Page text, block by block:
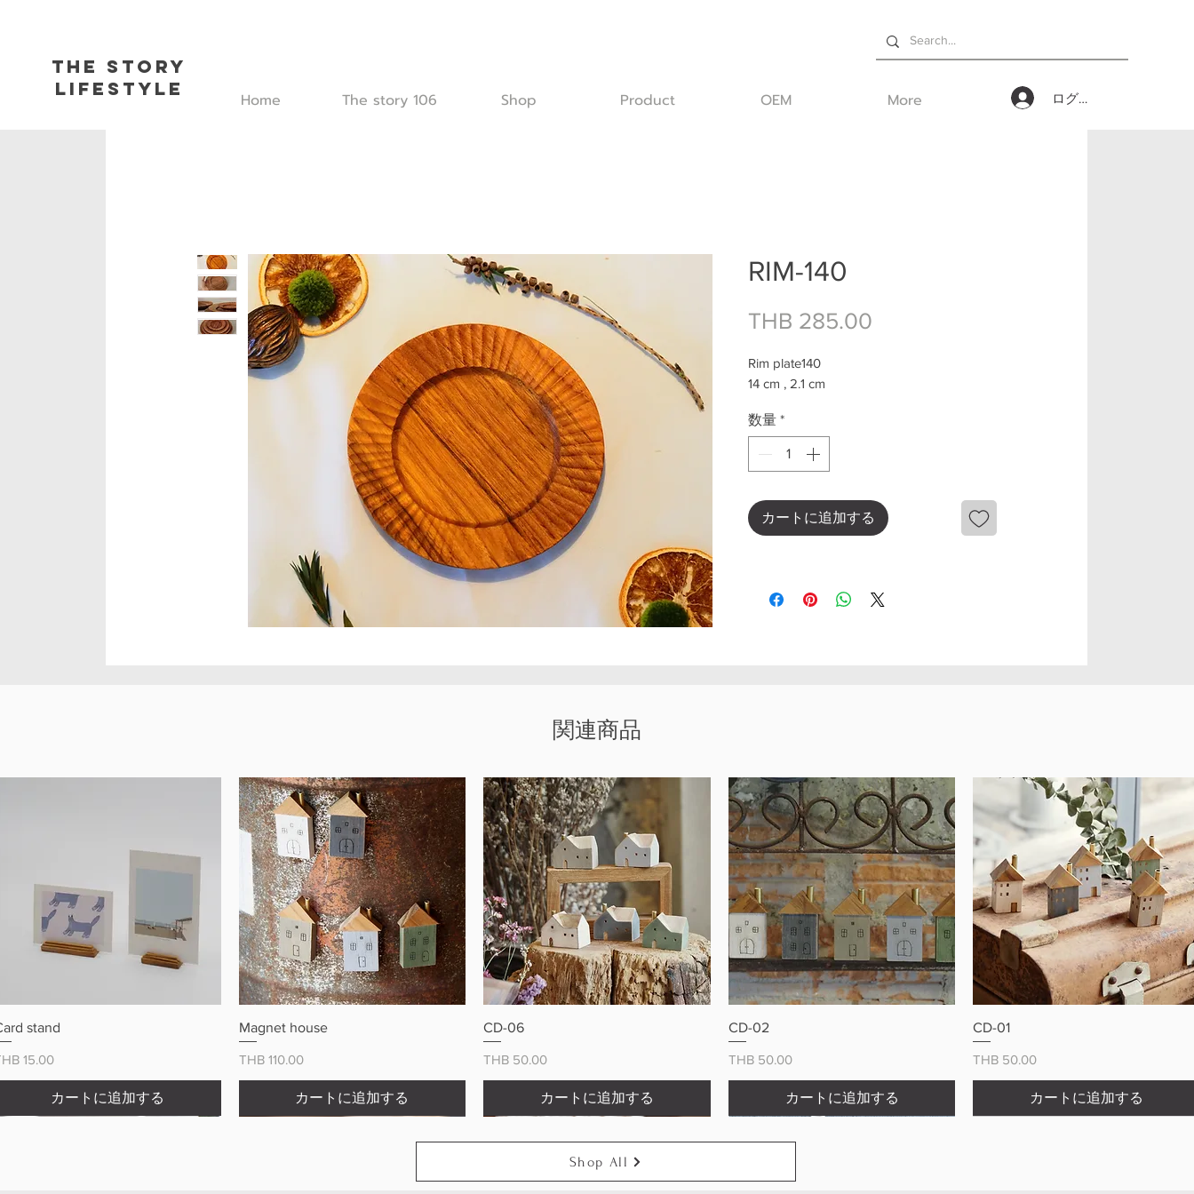
The Story
L ifestyle
Home The story 106 Shop Product OEM More ログイン
RIM-140
THB 285.00価格
Rim plate140
14 cm , 2.1 cm
数量 *
カートに追加する
関連商品
stand
格 15.00
カートに追加する
クイックビュー
Magnet house
価格
THB 110.00
カートに追加する
CD-06
価格
THB 50.00
カートに追加する
CD-02
価格
THB 50.00
カートに追加する
CD-01
価格
THB 50.00
カートに追加する
Shop All